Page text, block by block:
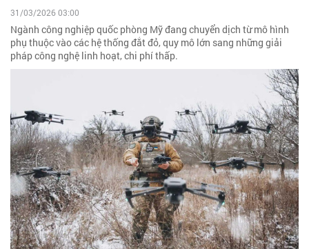
31/03/2026 03:00
Ngành công nghiệp quốc phòng Mỹ đang chuyển dịch từ mô hình
phụ thuộc vào các hệ thống đắt đỏ, quy mô lớn sang những giải
pháp công nghệ linh hoạt, chi phí thấp.